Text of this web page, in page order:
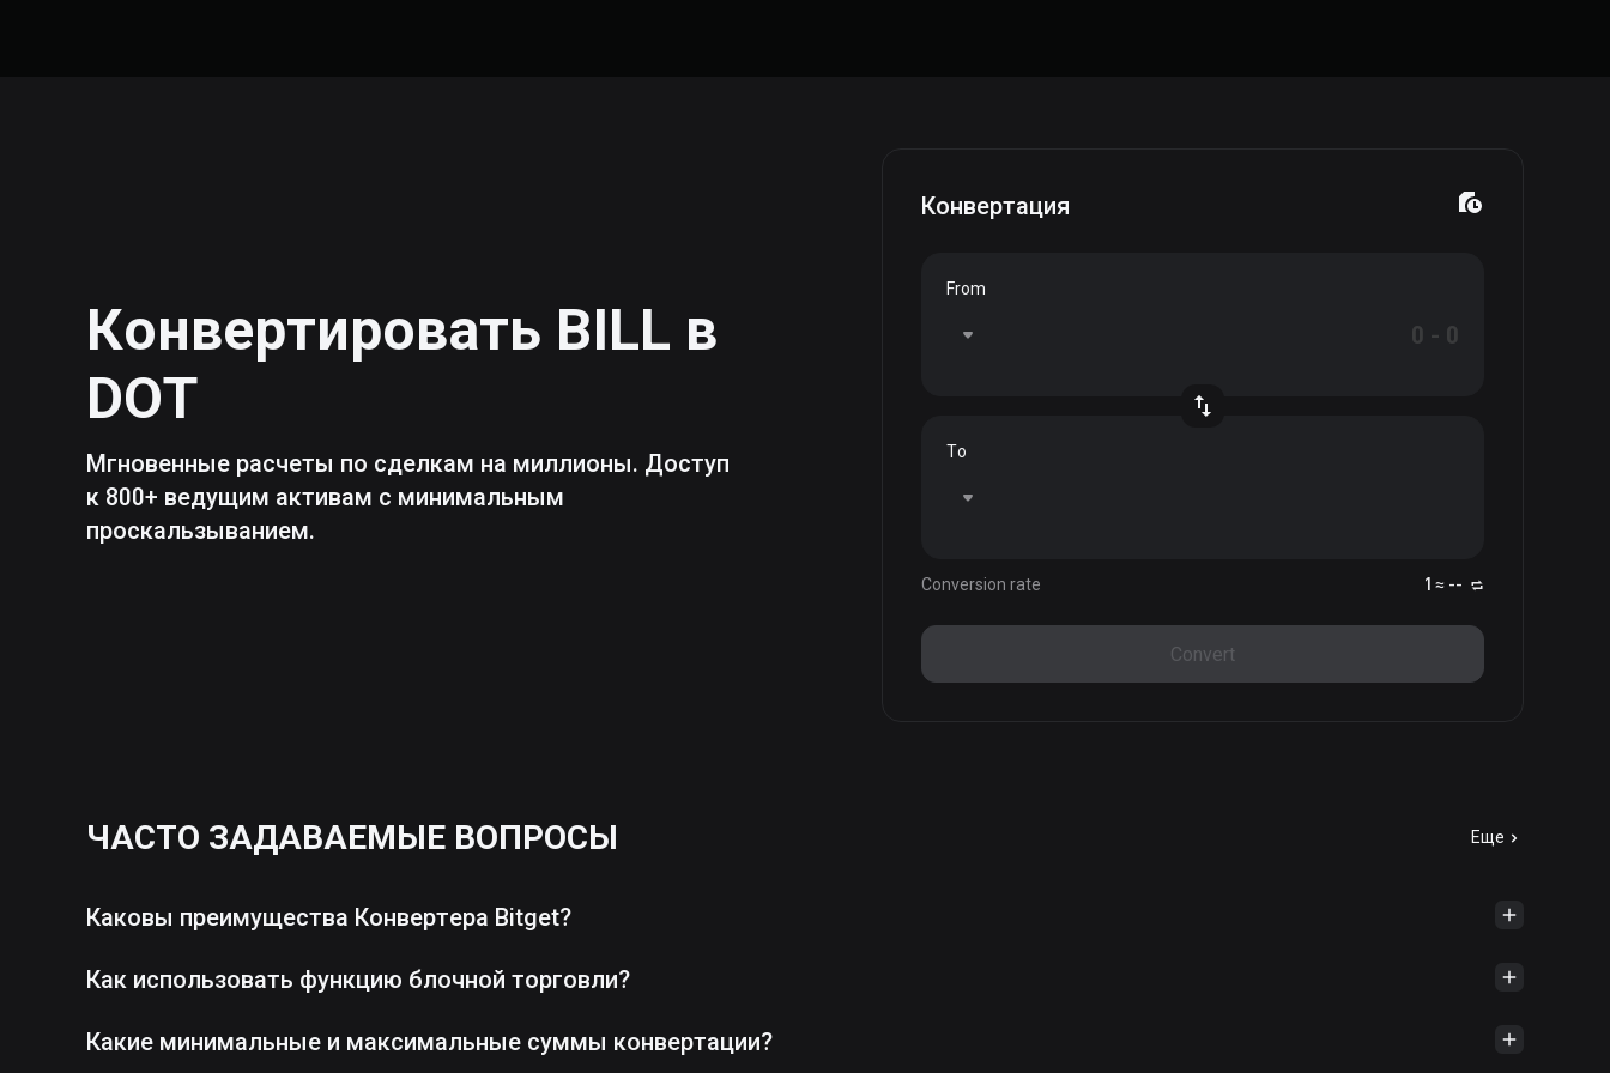
Конвертировать BILL в
DOT
Мгновенные расчеты по сделкам на миллионы. Доступ
к 800+ ведущим активам с минимальным
проскальзыванием.
Конвертация
From
To
Conversion rate 1 ≈ --
Convert
ЧАСТО ЗАДАВАЕМЫЕ ВОПРОСЫ Еще
Каковы преимущества Конвертера Bitget?
Как использовать функцию блочной торговли?
Какие минимальные и максимальные суммы конвертации?